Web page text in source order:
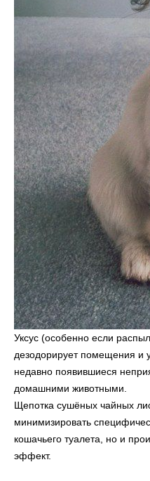
Уксус (особенно если
дезодорирует помещения и
недавно появившиеся
домашними животными.
Щепотка сушёных чайных
минимизировать
кошачьего туалета, но и
эффект.